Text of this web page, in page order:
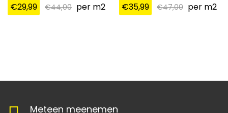
€29,99 €44,00 per m2 €35,99 €47,00 per m2
Meteen meenemen